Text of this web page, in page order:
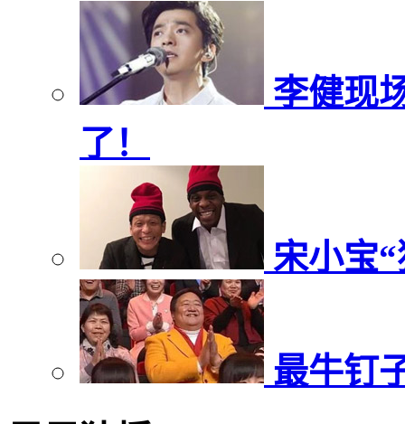
李健现
了！
宋小宝
最牛钉